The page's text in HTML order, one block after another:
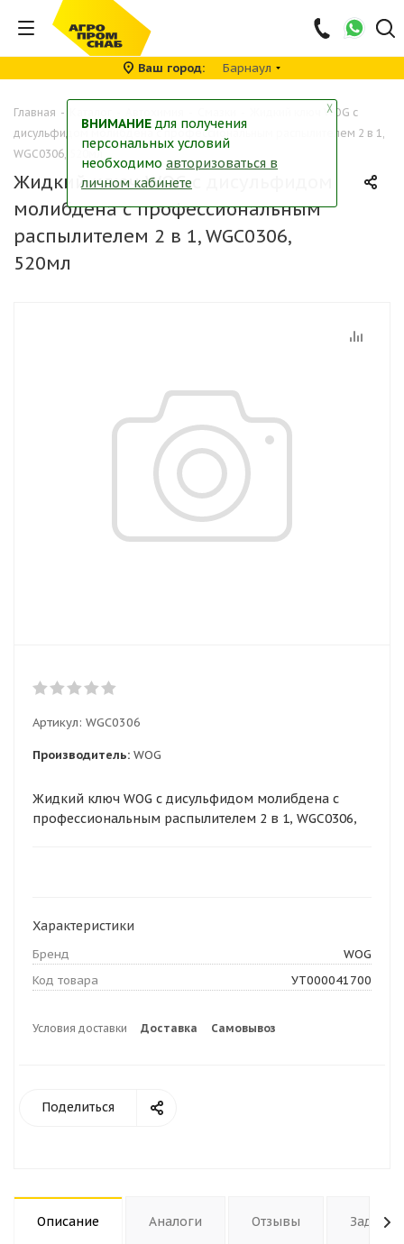
Ваш город Барнаул
Главная -
Жидкий ключ WOG с
дисульфидом молибдена с профессиональным распылителем 2 в 1,
WGC0306, 520мл
Жидкий ключ WOG с дисульфидом
молибдена с профессиональным
распылителем 2 в 1, WGC0306,
520мл
Артикул: WGC0306
Производитель: WOG
Жидкий ключ WOG с дисульфидом молибдена с
профессиональным распылителем 2 в 1, WGC0306,
Характеристики
Бренд
WOG
Код товара
УТ000041700
Условия доставки Доставка Самовывоз
Поделиться
Описание Аналоги Отзывы Задать
╳
ВНИМАНИЕ для получения
персональных условий
необходимо авторизоваться в
личном кабинете